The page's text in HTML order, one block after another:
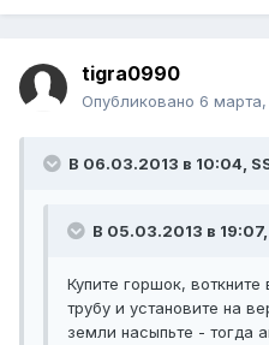
tigra0990
Опубликовано 6 марта,
В 06.03.2013 в 10:04,
В 05.03.2013 в
Купите горшок,
трубу и установите на
земли насыпьте - тогда